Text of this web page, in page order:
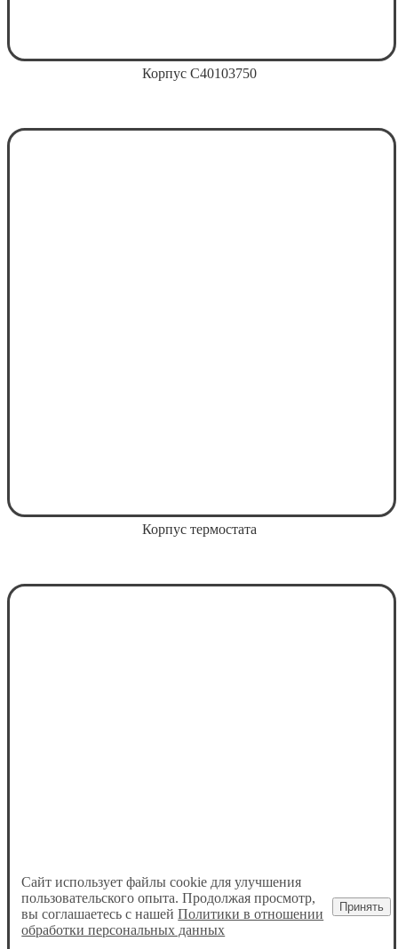
Корпус С40103750
Корпус термостата
Сайт использует файлы cookie для улучшения
пользовательского опыта. Продолжая просмотр,
вы соглашаетесь с нашейПолитики в отношении
обработки персональных данных
Принять